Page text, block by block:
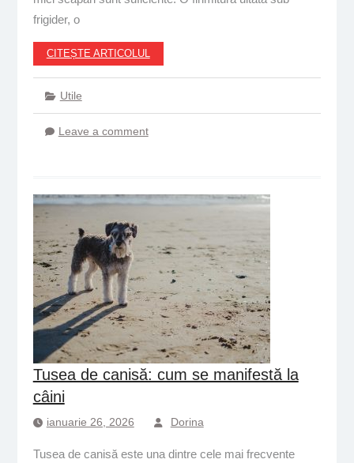
frigider, o
CITEȘTE ARTICOLUL
Utile
Leave a comment
Tusea de canisă: cum se manifestă la
câini
ianuarie 26, 2026 Dorina
Tusea de canisă este una dintre cele mai frecvente